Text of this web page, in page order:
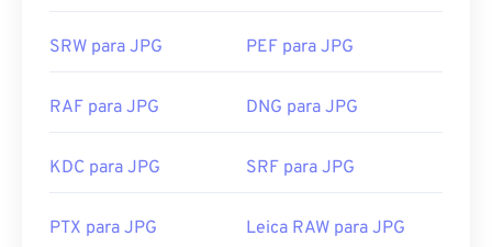
SRW para JPG PEF para JPG
RAF para JPG DNG para JPG
KDC para JPG SRF para JPG
PTX para JPG Leica RAW para JPG